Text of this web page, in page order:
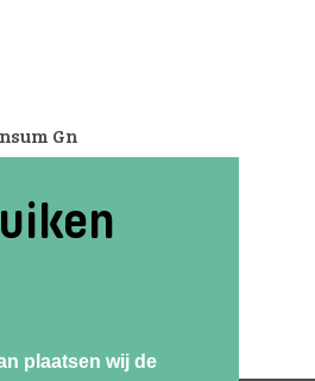
plaatsen wij de
Gn